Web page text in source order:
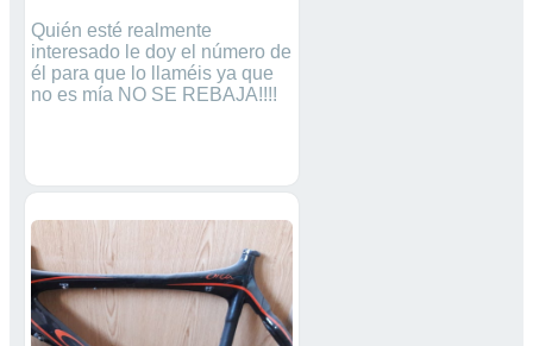
Quién esté realmente
interesado le doy el número de
él para que lo llaméis ya que
no es mía NO SE REBAJA!!!!